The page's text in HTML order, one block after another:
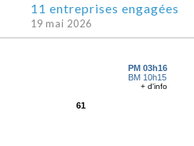
11 entreprises engagées
19 mai 2026